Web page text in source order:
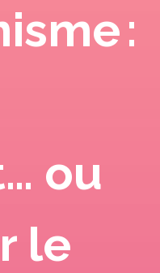
:
ou
le